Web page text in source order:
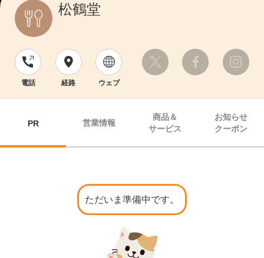
松鶴堂
電話 経路 ウェブ
PR 営業情報
商品＆
サービス
お知らせ
クーポン
ただいま準備中です。